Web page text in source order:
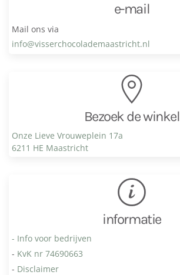
e-mail
Mail ons via
info@visser­chocolade­maastricht.nl
Bezoek de winkel
Onze Lieve Vrouweplein 17a
6211 HE Maastricht
informatie
- Info voor bedrijven
- KvK nr 74690663
- Disclaimer